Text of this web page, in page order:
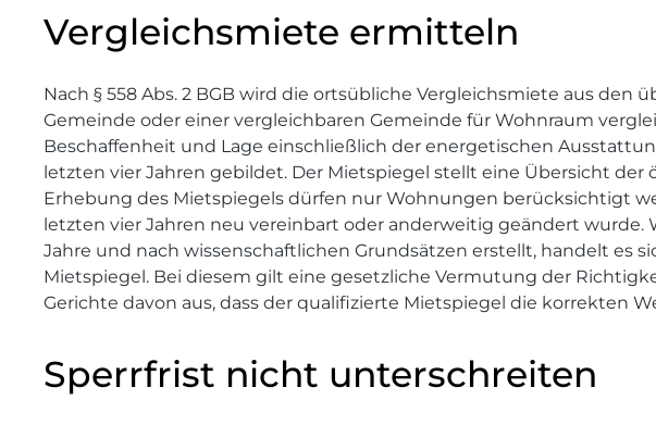
Vergleichsmiete ermitteln
Nach § 558 Abs. 2 BGB wird die ortsübliche Vergleichsmiete aus den
Gemeinde oder einer vergleichbaren Gemeinde für Wohnraum
Beschaffenheit und Lage einschließlich der energetischen
letzten vier Jahren gebildet. Der Mietspiegel stellt eine Übersicht der
Erhebung des Mietspiegels dürfen nur Wohnungen berücksichtigt
letzten vier Jahren neu vereinbart oder anderweitig geändert wurde.
Jahre und nach wissenschaftlichen Grundsätzen erstellt, handelt es
Mietspiegel. Bei diesem gilt eine gesetzliche Vermutung der
Gerichte davon aus, dass der qualifizierte Mietspiegel die korrekten
Sperrfrist nicht unterschreiten